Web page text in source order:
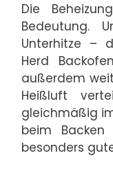
Die
Bedeutung.
Unterhitze –
Herd
außerdem
Heißluft
gleichmäßig
beim Backen
besonders